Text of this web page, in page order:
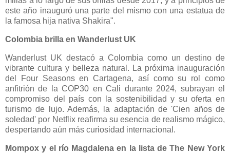
este año inauguró una parte del mismo con una estatua de
la famosa hija nativa Shakira".
​Colombia brilla en Wanderlust UK
Wanderlust UK destacó a Colombia como un destino de
vibrante cultura y belleza natural. La próxima inauguración
del Four Seasons en Cartagena, así como su rol como
anfitrión de la COP30 en Cali durante 2024, subrayan el
compromiso del país con la sostenibilidad y su oferta en
turismo de lujo. Además, la adaptación de 'Cien años de
soledad' por Netflix reafirma su esencia de realismo mágico,
despertando aún más curiosidad internacional.
Momp​ox y el río Magdalena en la lista de The New York